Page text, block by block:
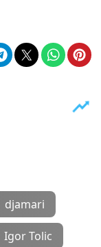
djamari
Igor Tolic